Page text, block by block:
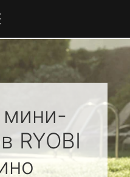
мини-
RYOBI